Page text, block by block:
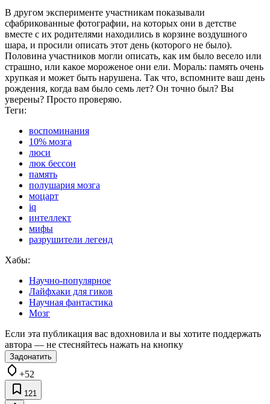
В другом эксперименте участникам показывали
сфабрикованные фотографии, на которых они в детстве
вместе с их родителями находились в корзине воздушного
шара, и просили описать этот день (которого не было).
Половина участников могли описать, как им было весело или
страшно, или какое мороженое они ели. Мораль: память очень
хрупкая и может быть нарушена. Так что, вспомните ваш день
рождения, когда вам было семь лет? Он точно был? Вы
уверены? Просто проверяю.
Теги:
воспоминания
10% мозга
люси
люк бессон
память
полушария мозга
моцарт
iq
интеллект
мифы
разрушители легенд
Хабы:
Научно-популярное
Лайфхаки для гиков
Научная фантастика
Мозг
Если эта публикация вас вдохновила и вы хотите поддержать
автора — не стесняйтесь нажать на кнопку
Задонатить
+52
121